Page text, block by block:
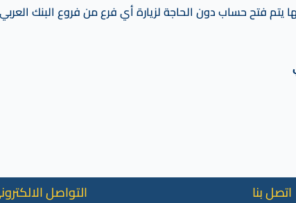
يتم فتح حساب دون الحاجة لزيارة أي فرع من فروع البنك
اتصل بنا التواصل